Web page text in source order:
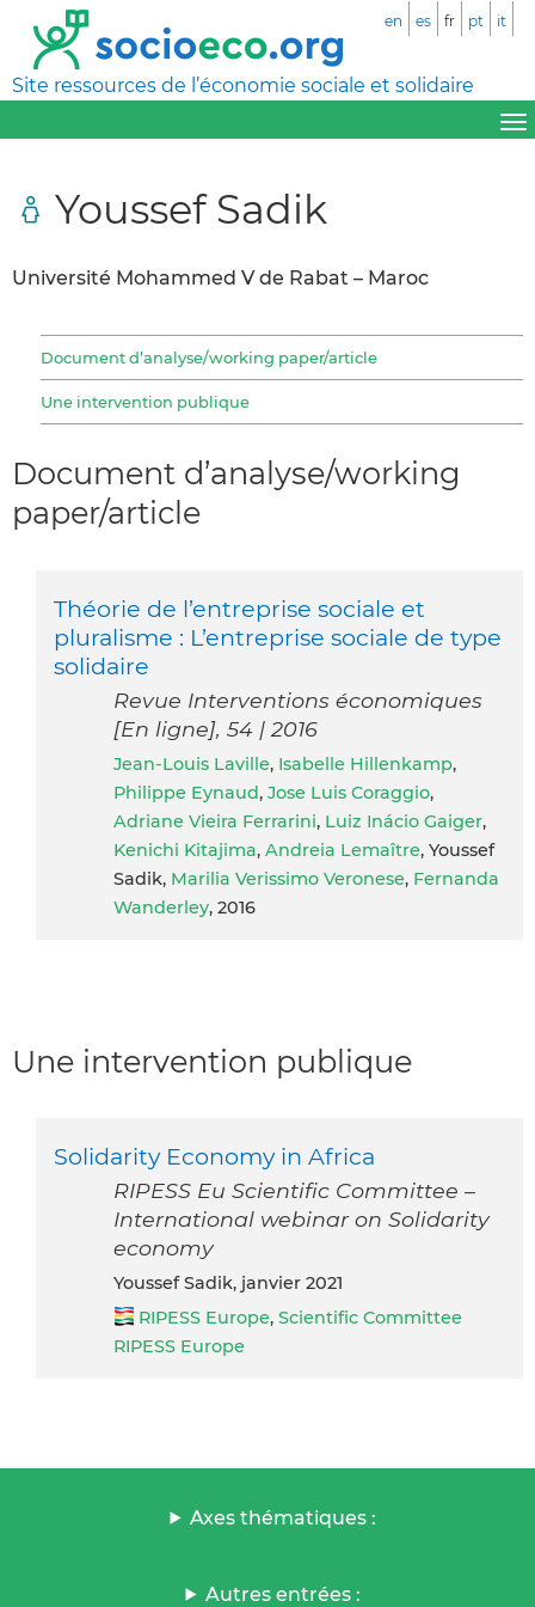
Site ressources de l’économie sociale et solidaire
en es fr pt it
Youssef Sadik
Université Mohammed V de Rabat – Maroc
Document d’analyse/working paper/article
Une intervention publique
Document d’analyse/working
paper/article
Théorie de l’entreprise sociale et
pluralisme : L’entreprise sociale de type
solidaire
Revue Interventions économiques
[En ligne], 54 | 2016
Jean-Louis Laville, Isabelle Hillenkamp,
Philippe Eynaud, Jose Luis Coraggio,
Adriane Vieira Ferrarini, Luiz Inácio Gaiger,
Kenichi Kitajima, Andreia Lemaître, Youssef
Sadik, Marilia Verissimo Veronese, Fernanda
Wanderley, 2016
Une intervention publique
Solidarity Economy in Africa
RIPESS Eu Scientific Committee –
International webinar on Solidarity
economy
Youssef Sadik, janvier 2021
RIPESS Europe, Scientific Committee
RIPESS Europe
Axes thématiques :
Autres entrées :